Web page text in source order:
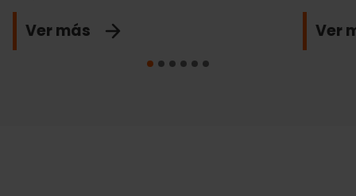
Ver más Ver